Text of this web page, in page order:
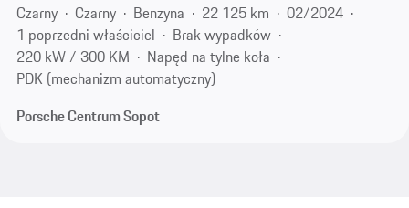
Czarny
Czarny Benzyna 22 125 km
02/2024
1 poprzedni właściciel
Brak wypadków
220 kW / 300 KM
Napęd na tylne koła
PDK (mechanizm automatyczny)
Porsche Centrum Sopot